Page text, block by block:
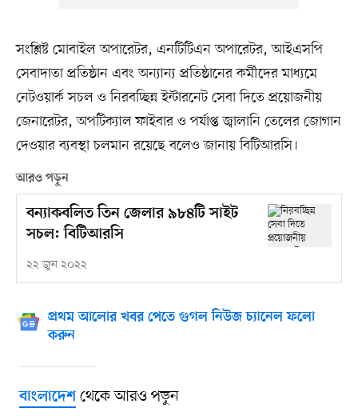
সংশ্লিষ্ট মোবাইল অপারেটর, এনটিটিএন অপারেটর, আইএসপি
সেবাদাতা প্রতিষ্ঠান এবং অন্যান্য প্রতিষ্ঠানের কর্মীদের মাধ্যমে
নেটওয়ার্ক সচল ও নিরবচ্ছিন্ন ইন্টারনেট সেবা দিতে প্রয়োজনীয়
জেনারেটর, অপটিক্যাল ফাইবার ও পর্যাপ্ত জ্বালানি তেলের জোগান
দেওয়ার ব্যবস্থা চলমান রয়েছে বলেও জানায় বিটিআরসি।
আরও পড়ুন
বন্যাকবলিত তিন জেলার ৯৮৪টি সাইট
সচল: বিটিআরসি
২২ জুন ২০২২
প্রথম আলোর খবর পেতে গুগল নিউজ চ্যানেল ফলো
করুন
বাংলাদেশথেকে আরও পড়ুন